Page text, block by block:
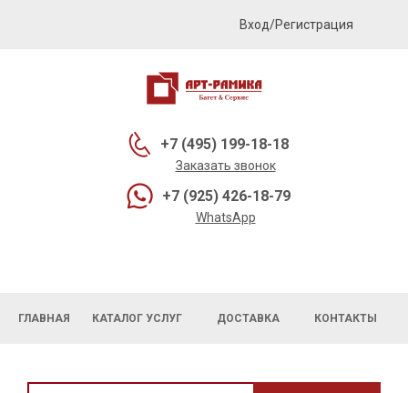
Вход/Регистрация
+7 (495) 199-18-18
Заказать звонок
+7 (925) 426-18-79
WhatsApp
ГЛАВНАЯ КАТАЛОГ УСЛУГ ДОСТАВКА КОНТАКТЫ